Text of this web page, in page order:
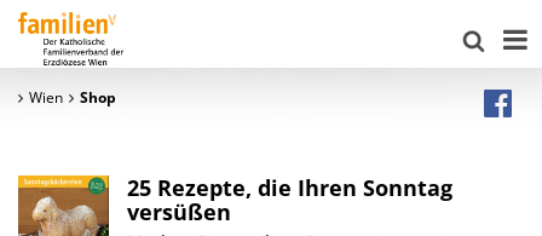
Wien Shop
25 Rezepte, die Ihren Sonntag
versüßen